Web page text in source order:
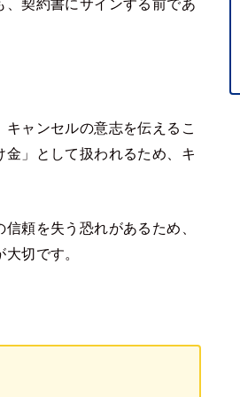
契約書にサインする前であ
ャンセルの意志を伝えるこ
」として扱われるため、キ
頼を失う恐れがあるため、
切です。